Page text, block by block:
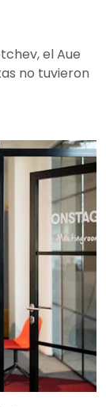
el Aue
no tuvieron